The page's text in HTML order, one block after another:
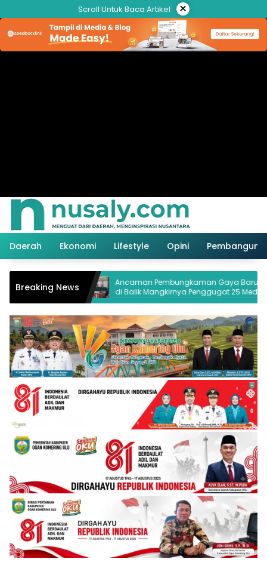
ke
konten
Scroll Untuk Baca Artikel ×
Daerah Ekonomi Lifestyle Opini
Breaking News Ancaman Pembungkaman Gaya Baru
di Balik Mangkirnya Penggugat 25 Media
Palembang